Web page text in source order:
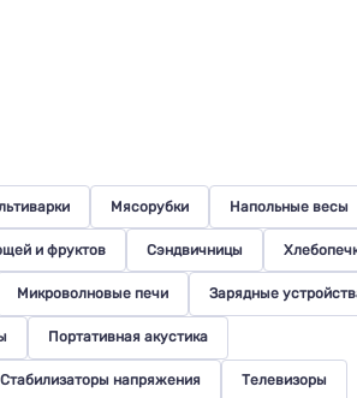
Мясорубки Напольные весы
и фруктов Сэндвичницы
Микроволновые печи Зарядные
Портативная акустика
Стабилизаторы напряжения Телевизоры